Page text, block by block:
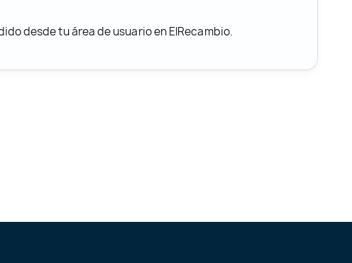
desde tu área de usuario en ElRecambio.